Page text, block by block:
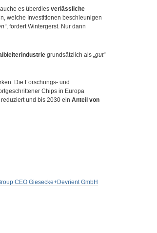
es überdies verlässliche
welche Investitionen beschleunigen
, fordert Wintergerst. Nur dann
grundsätzlich als „gut“
Die Forschungs- und
Chips in Europa
und bis 2030 ein Anteil von
CEO Giesecke+Devrient GmbH